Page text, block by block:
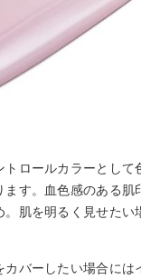
トロールカラーとして
ます。血色感のある肌
。肌を明るく見せたい
バーしたい場合には